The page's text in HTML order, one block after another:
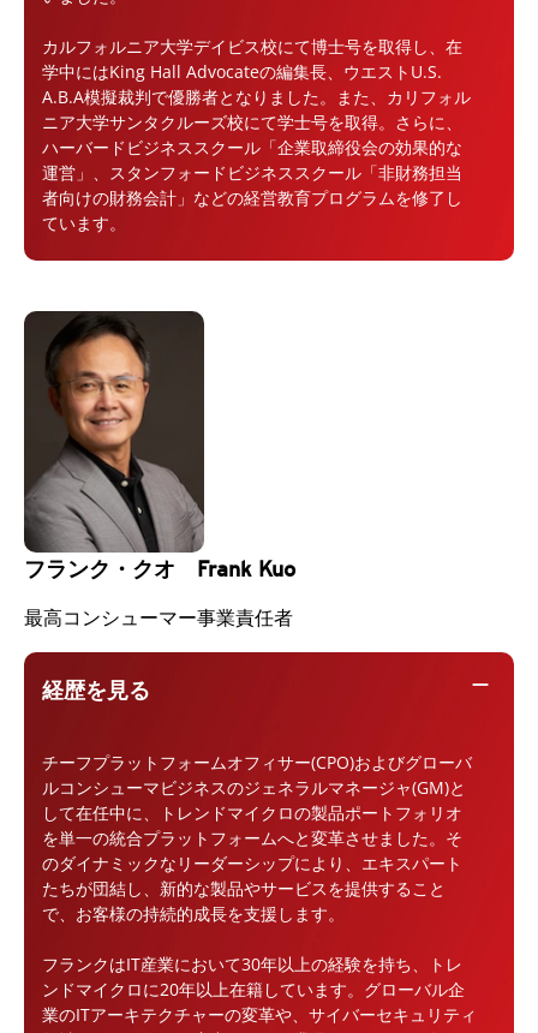
カルフォルニア大学デイビス校にて博士号を取得し、在
学中にはKing Hall Advocateの編集長、ウエストU.S.
A.B.A模擬裁判で優勝者となりました。また、カリフォル
ニア大学サンタクルーズ校にて学士号を取得。さらに、
ハーバードビジネススクール「企業取締役会の効果的な
運営」、スタンフォードビジネススクール「非財務担当
者向けの財務会計」などの経営教育プログラムを修了し
ています。
フランク・クオ Frank Kuo
最高コンシューマー事業責任者
経歴を見る remove
チーフプラットフォームオフィサー(CPO)およびグローバ
ルコンシューマビジネスのジェネラルマネージャ(GM)と
して在任中に、トレンドマイクロの製品ポートフォリオ
を単一の統合プラットフォームへと変革させました。そ
のダイナミックなリーダーシップにより、エキスパート
たちが団結し、新的な製品やサービスを提供すること
で、お客様の持続的成長を支援します。
フランクはIT産業において30年以上の経験を持ち、トレ
ンドマイクロに20年以上在籍しています。グローバル企
業のITアーキテクチャーの変革や、サイバーセキュリティ